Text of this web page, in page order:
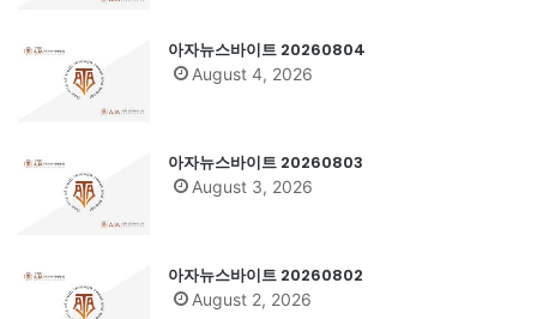
아자뉴스바이트 20260804
August 4, 2026
아자뉴스바이트 20260803
August 3, 2026
아자뉴스바이트 20260802
August 2, 2026